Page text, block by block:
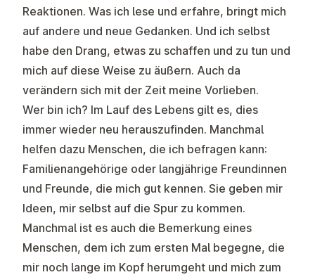
Reaktionen. Was ich lese und erfahre, bringt mich
auf andere und neue Gedanken. Und ich selbst
habe den Drang, etwas zu schaffen und zu tun und
mich auf diese Weise zu äußern. Auch da
verändern sich mit der Zeit meine Vorlieben.
Wer bin ich? Im Lauf des Lebens gilt es, dies
immer wieder neu herauszufinden. Manchmal
helfen dazu Menschen, die ich befragen kann:
Familienangehörige oder langjährige Freundinnen
und Freunde, die mich gut kennen. Sie geben mir
Ideen, mir selbst auf die Spur zu kommen.
Manchmal ist es auch die Bemerkung eines
Menschen, dem ich zum ersten Mal begegne, die
mir noch lange im Kopf herumgeht und mich zum